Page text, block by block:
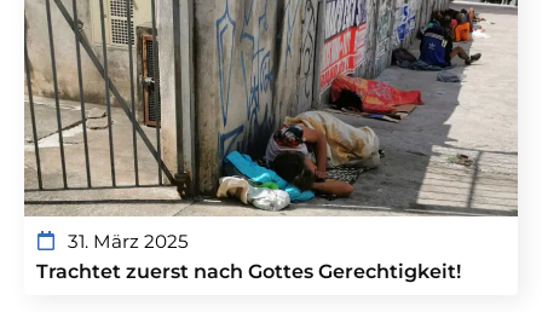
31. März 2025
Trachtet zuerst nach Gottes Gerechtigkeit!